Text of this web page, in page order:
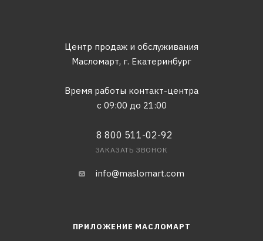
Центр продаж и обслуживания
Масломарт, г. Екатеринбург
Время работы контакт-центра
с 09:00 до 21:00
8 800 511-02-92
ЗАКАЗАТЬ ЗВОНОК
info@maslomart.com
ПРИЛОЖЕНИЕ МАСЛОМАРТ